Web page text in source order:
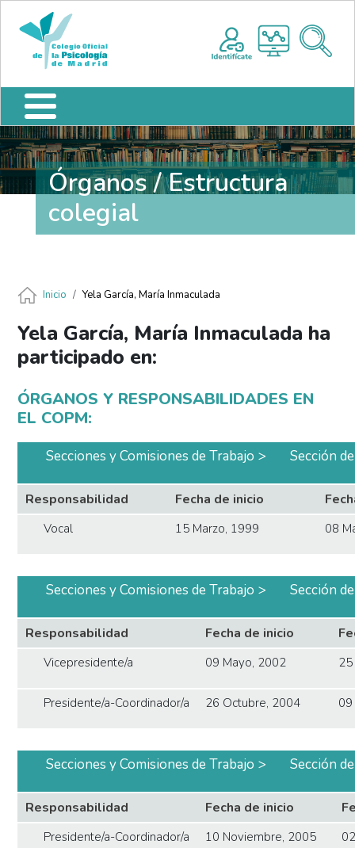
este
incluye
sistema
de
accesibilidad.
Pasar al contenido principal
Órganos / Estructura
colegial
Ruta de navegación
Inicio Yela García, María Inmaculada
Yela García, María Inmaculada ha
participado en:
ÓRGANOS Y RESPONSABILIDADES EN
EL COPM:
Secciones y Comisiones de Trabajo Sección
Responsabilidad Fecha de inicio
Vocal 15 Marzo, 1999 08
Secciones y Comisiones de Trabajo Sección
Responsabilidad Fecha de inicio
Vicepresidente/a 09 Mayo, 2002
Presidente/a-Coordinador/a 26 Octubre, 2004
Secciones y Comisiones de Trabajo Sección
Responsabilidad Fecha de inicio
Presidente/a-Coordinador/a 10 Noviembre, 2005